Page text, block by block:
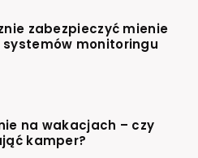
zabezpieczyć mienie
monitoringu
na wakacjach – czy
kamper?